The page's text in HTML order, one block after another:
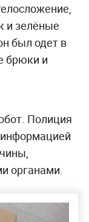
и зелёные
был одет в
брюки и
Полиция
органами.